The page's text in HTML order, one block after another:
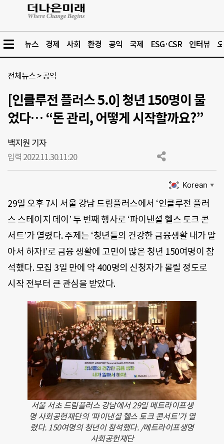
뉴스 경제 사회 환경 공익 국제 ESG·CSR 인터뷰
전체뉴스 >공익
[인클루전 플러스 5.0] 청년 150명이 물
었다… “돈 관리, 어떻게 시작할까요?”
백지원 기자
입력 2022.11.30.11:20
Korean ▼
29일 오후 7시 서울 강남 드림플러스에서 ‘인클루전 플러
스 스테이지 데이’ 두 번째 행사로 ‘파이낸셜 헬스 토크 콘
서트’가 열렸다. 주제는 ‘청년들의 건강한 금융생활 내가 알
아서 하자!’로 금융 생활에 고민이 많은 청년 150여명이 참
석했다. 모집 3일 만에 약 400명의 신청자가 몰릴 정도로
시작 전부터 큰 관심을 받았다.
서울 서초 드림플러스 강남에서 29일 메트라이프생
명 사회공헌재단의 ‘파이낸셜 헬스 토크 콘서트’가 열
렸다. 150여명의 청년이 참석했다. /메트라이프생명
사회공헌재단